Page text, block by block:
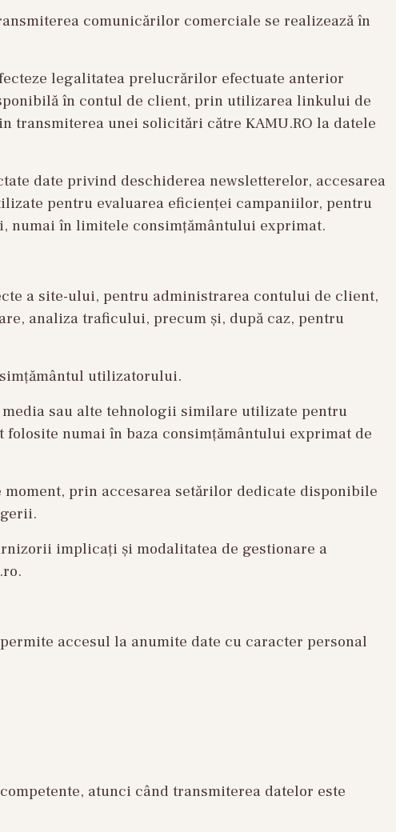
comunicărilor comerciale se realizează în
legalitatea prelucrărilor efectuate anterior
în contul de client, prin utilizarea linkului de
transmiterea unei solicitări către KAMU.RO la datele
date privind deschiderea newsletterelor, accesarea
pentru evaluarea eficienței campaniilor, pentru
numai în limitele consimțământului exprimat.
a site-ului, pentru administrarea contului de client,
analiza traficului, precum și, după caz, pentru
utilizatorului.
sau alte tehnologii similare utilizate pentru
numai în baza consimțământului exprimat de
prin accesarea setărilor dedicate disponibile
implicați și modalitatea de gestionare a
accesul la anumite date cu caracter personal
atunci când transmiterea datelor este